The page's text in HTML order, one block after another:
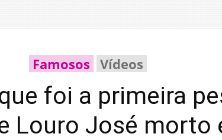
Famosos Vídeos
foi a primeira
Louro José morto